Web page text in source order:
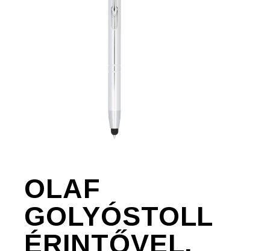
OLAF
GOLYÓSTOLL
ÉRINTŐVEL,